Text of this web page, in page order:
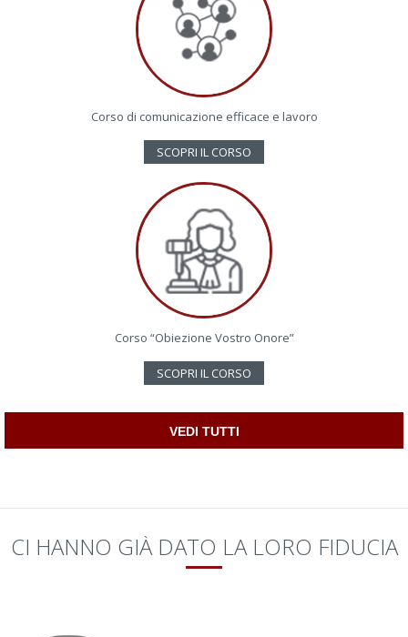
Corso di comunicazione efficace e lavoro
SCOPRI IL CORSO
Corso “Obiezione Vostro Onore”
SCOPRI IL CORSO
VEDI TUTTI
CI HANNO GIÀ DATO LA LORO FIDUCIA